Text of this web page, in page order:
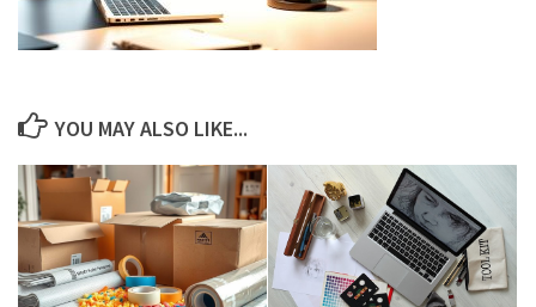
YOU MAY ALSO LIKE...